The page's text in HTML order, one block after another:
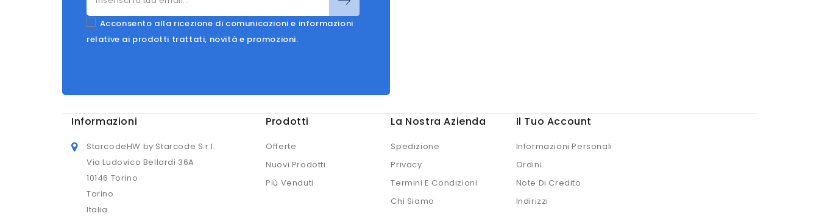
Acconsento alla ricezione di comunicazioni e informazioni
relative ai prodotti trattati, novità e promozioni.
Informazioni
StarcodeHW by Starcode S.r.l.
Via Ludovico Bellardi 36A
10146 Torino
Torino
Italia
Prodotti
Offerte
Nuovi Prodotti
Più Venduti
La Nostra Azienda
Spedizione
Privacy
Termini E Condizioni
Chi Siamo
Il Tuo Account
Informazioni Personali
Ordini
Note Di Credito
Indirizzi